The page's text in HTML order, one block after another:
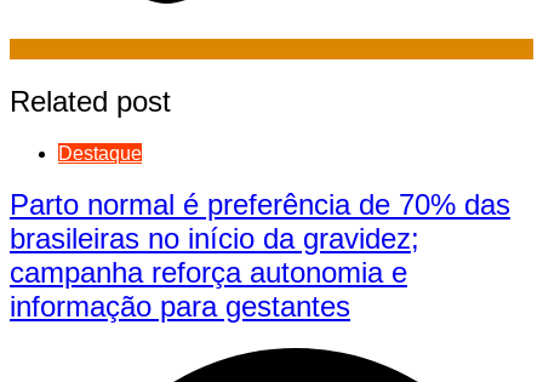
Related post
Destaque
Parto normal é preferência de 70% das
brasileiras no início da gravidez;
campanha reforça autonomia e
informação para gestantes